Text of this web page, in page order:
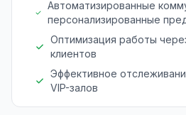
Автоматизированные
персонализированные
Оптимизация работы
клиентов
Эффективное
VIP-залов